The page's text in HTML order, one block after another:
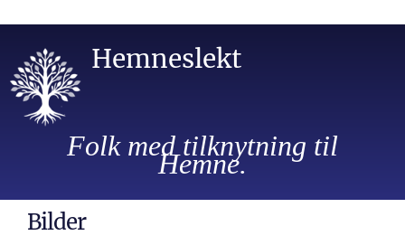
Hemneslekt
Folk med tilknytning til
Hemne.
Bilder